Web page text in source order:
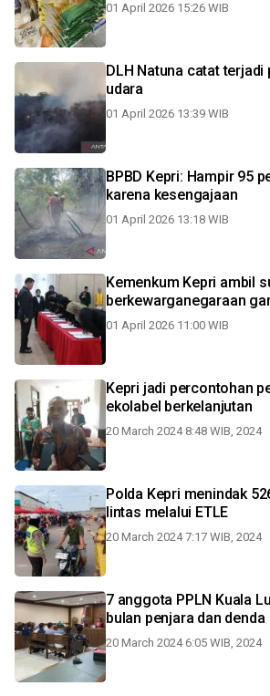
01 April 2026 15:26 WIB
DLH Natuna catat
udara
01 April 2026 13:39 WIB
BPBD Kepri: Hampir 95
karena kesengajaan
01 April 2026 13:18 WIB
Kemenkum Kepri ambil
berkewarganegaraan
01 April 2026 11:00 WIB
Kepri jadi percontohan
ekolabel berkelanjutan
20 March 2024 8:48 WIB, 2024
Polda Kepri menindak
lintas melalui ETLE
20 March 2024 7:17 WIB, 2024
7 anggota PPLN Kuala
bulan penjara dan denda
20 March 2024 6:05 WIB, 2024